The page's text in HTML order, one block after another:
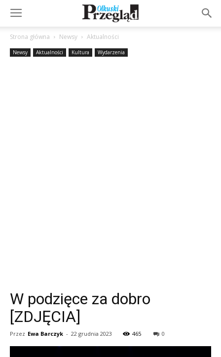
Strona główna Newsy Aktualności
Newsy Aktualności Kultura Wydarzenia
W podzięce za dobro
[ZDJĘCIA]
Przez Ewa Barczyk - 22 grudnia 2023 465 0